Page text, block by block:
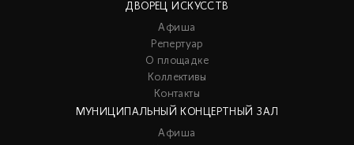
ДВОРЕЦ ИСКУССТВ
Афиша
Репертуар
О площадке
Коллективы
Контакты
МУНИЦИПАЛЬНЫЙ КОНЦЕРТНЫЙ ЗАЛ
Афиша